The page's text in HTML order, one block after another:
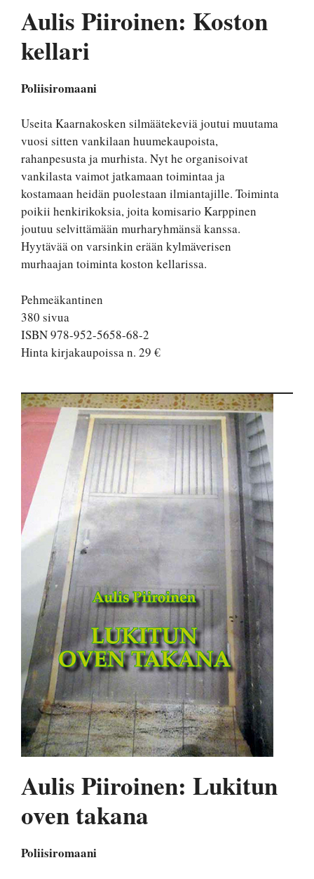
Aulis Piiroinen: Koston
kellari
Poliisiromaani
Useita Kaarnakosken silmäätekeviä joutui muutama
vuosi sitten vankilaan huumekaupoista,
rahanpesusta ja murhista. Nyt he organisoivat
vankilasta vaimot jatkamaan toimintaa ja
kostamaan heidän puolestaan ilmiantajille. Toiminta
poikii henkirikoksia, joita komisario Karppinen
joutuu selvittämään murharyhmänsä kanssa.
Hyytävää on varsinkin erään kylmäverisen
murhaajan toiminta koston kellarissa.
Pehmeäkantinen
380 sivua
ISBN 978-952-5658-68-2
Hinta kirjakaupoissa n. 29 €
Aulis Piiroinen: Lukitun
oven takana
Poliisiromaani